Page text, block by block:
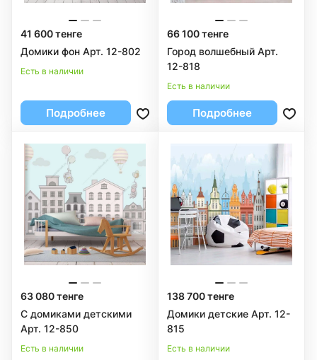
41 600 тенге
Домики фон Арт. 12-802
Есть в наличии
Подробнее
66 100 тенге
Город волшебный Арт.
12-818
Есть в наличии
Подробнее
63 080 тенге
С домиками детскими
Арт. 12-850
Есть в наличии
138 700 тенге
Домики детские Арт. 12-
815
Есть в наличии